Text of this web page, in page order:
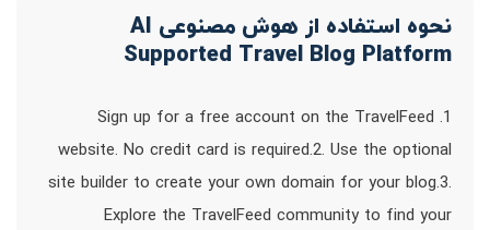
نحوه استفاده از هوش مصنوعی AI
Supported Travel Blog Platform
1. Sign up for a free account on the TravelFeed
website. No credit card is required.2. Use the optional
site builder to create your own domain for your blog.3.
Explore the TravelFeed community to find your